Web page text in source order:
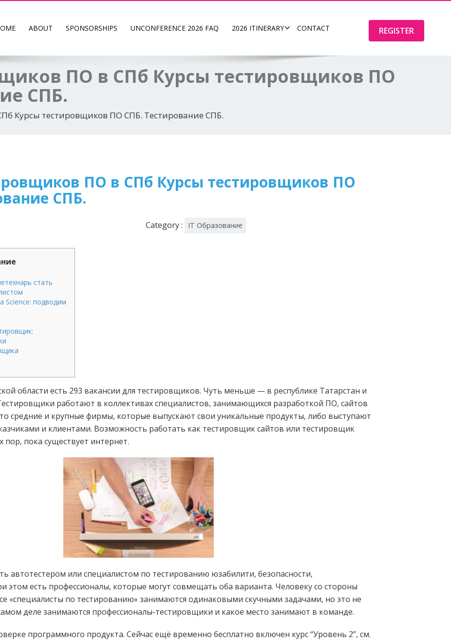
ABOUT SPONSORSHIPS UNCONFERENCE 2026 FAQ 2026 ITINERARY CONTACT REGISTER
ПО в СПб Курсы тестировщиков ПО
СПБ.
Курсы тестировщиков ПО СПБ. Тестирование СПБ.
ПО в СПб Курсы тестировщиков ПО
СПБ.
Category : IT Образование
стать
Science: подводим
области есть 293 вакансии для тестировщиков. Чуть меньше — в республике Татарстан и
работают в коллективах специалистов, занимающихся разработкой ПО, сайтов
средние и крупные фирмы, которые выпускают свои уникальные продукты, либо выступают
и клиентами. Возможность работать как тестировщик сайтов или тестировщик
пор, пока существует интернет.
автотестером или специалистом по тестированию юзабилити, безопасности,
этом есть профессионалы, которые могут совмещать оба варианта. Человеку со стороны
«специалисты по тестированию» занимаются одинаковыми скучными задачами, но это не
деле занимаются профессионалы-тестировщики и какое место занимают в команде.
программного продукта. Сейчас ещё временно бесплатно включен курс “Уровень 2”, см.